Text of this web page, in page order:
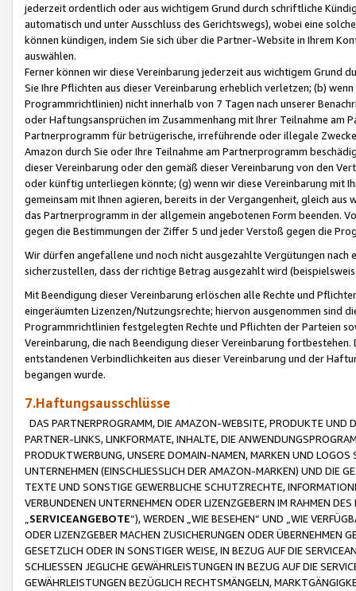
jederzeit ordentlich oder aus wichtigem Grund durch schriftliche
automatisch und unter Ausschluss des Gerichtswegs), wobei eine
können kündigen, indem Sie sich über die Partner-Website in Ihrem
auswählen.
Ferner können wir diese Vereinbarung jederzeit aus wichtigem Grund
Sie Ihre Pflichten aus dieser Vereinbarung erheblich verletzen; (b)
Programmrichtlinien) nicht innerhalb von 7 Tagen nach unserer
oder Haftungsansprüchen im Zusammenhang mit Ihrer Teilnahme am
Partnerprogramm für betrügerische, irreführende oder illegale
Amazon durch Sie oder Ihre Teilnahme am Partnerprogramm
dieser Vereinbarung oder den gemäß dieser Vereinbarung von den
oder künftig unterliegen könnte; (g) wenn wir diese Vereinbarung mit
gemeinsam mit Ihnen agieren, bereits in der Vergangenheit, gleich
das Partnerprogramm in der allgemein angebotenen Form beenden.
gegen die Bestimmungen der Ziffer 5 und jeder Verstoß gegen die
Wir dürfen angefallene und noch nicht ausgezahlte Vergütungen
sicherzustellen, dass der richtige Betrag ausgezahlt wird
Mit Beendigung dieser Vereinbarung erlöschen alle Rechte und
eingeräumten Lizenzen/Nutzungsrechte; hiervon ausgenommen sind
Programmrichtlinien festgelegten Rechte und Pflichten der Parteien
Vereinbarung, die nach Beendigung dieser Vereinbarung
entstandenen Verbindlichkeiten aus dieser Vereinbarung und der
begangen wurde.
7.Haftungsausschlüsse
DAS PARTNERPROGRAMM, DIE AMAZON-WEBSITE, PRODUKTE UND
PARTNER-LINKS, LINKFORMATE, INHALTE, DIE
PRODUKTWERBUNG, UNSERE DOMAIN-NAMEN, MARKEN UND
UNTERNEHMEN (EINSCHLIESSLICH DER AMAZON-MARKEN) UND DIE
TEXTE UND SONSTIGE GEWERBLICHE SCHUTZRECHTE,
VERBUNDENEN UNTERNEHMEN ODER LIZENZGEBERN IM RAHMEN
SERVICEANGEBOTE“), WERDEN „WIE BESEHEN“ UND „WIE
ODER LIZENZGEBER MACHEN ZUSICHERUNGEN ODER ÜBERNEHMEN
GESETZLICH ODER IN SONSTIGER WEISE, IN BEZUG AUF DIE
SCHLIESSEN JEGLICHE GEWÄHRLEISTUNGEN IN BEZUG AUF DIE
GEWÄHRLEISTUNGEN BEZÜGLICH RECHTSMÄNGELN,